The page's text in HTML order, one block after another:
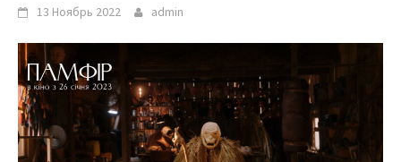
13 Ноябрь 2022 admin